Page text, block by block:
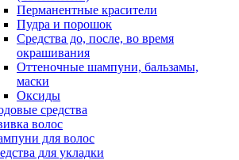
Перманентные красители
Пудра и порошок
Средства до, после, во время
окрашивания
Оттеночные шампуни, бальзамы,
маски
Оксиды
средства
волос
для волос
для укладки